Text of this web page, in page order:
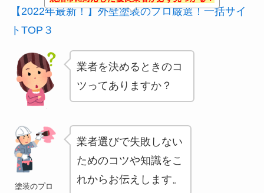
【2022年最新！】外壁塗装のプロ厳選！一括サイ
トTOP３
業者を決めるときのコ
ツってありますか？
塗装のプロ
業者選びで失敗しない
ためのコツや知識をこ
れからお伝えします。